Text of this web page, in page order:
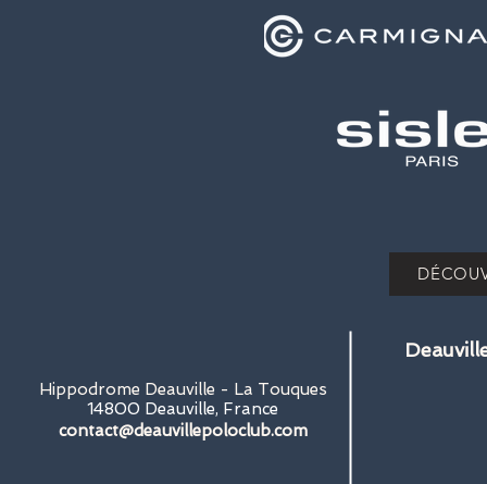
Hippodrome Deauville - La Touques
14800 Deauville, France
contact@deauvillepoloclub.com